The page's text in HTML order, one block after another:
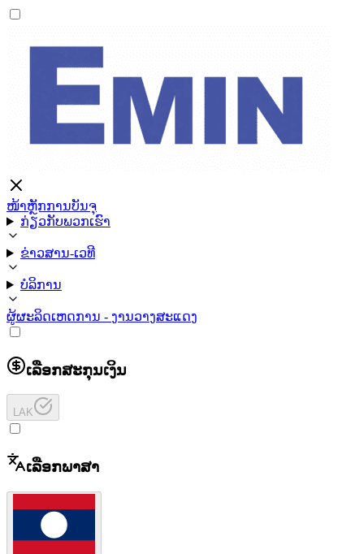
ໜ້າຫຼັກການບັນຈຸ
ກ່ຽວກັບພວກເຮົາ
ຂ່າວສານ-ເວທີ
ບໍລິການ
ຜູ້ຜະລິດເຫດການ - ງານວາງສະແດງ
ເລືອກສະກຸນເງິນ
LAK
ເລືອກພາສາ